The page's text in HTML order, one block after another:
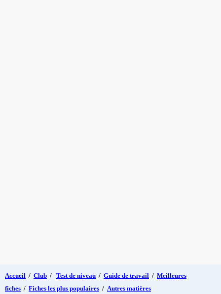
Accueil / Club / Test de niveau / Guide de travail / Meilleures
fiches / Fiches les plus populaires / Autres matières